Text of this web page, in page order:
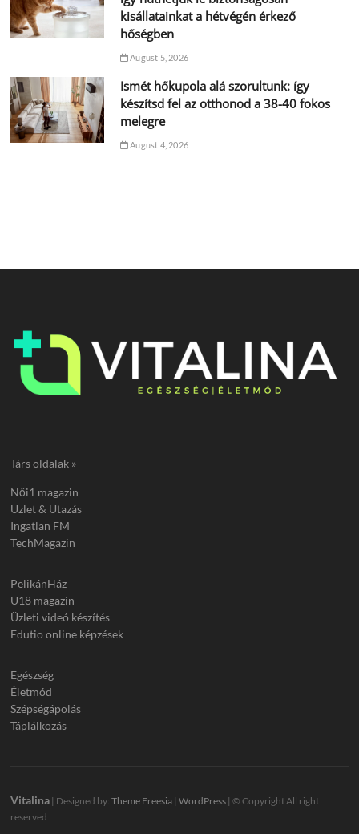
kisállatainkat a hétvégén érkező
hőségben
August 5, 2026
Ismét hőkupola alá szorultunk: így
készítsd fel az otthonod a 38-40 fokos
melegre
August 4, 2026
Társ oldalak »
Női1 magazin
Üzlet & Utazás
Ingatlan FM
TechMagazin
PelikánHáz
U18 magazin
Üzleti videó készítés
Edutio online képzések
Egészség
Életmód
Szépségápolás
Táplálkozás
Vitalina | Designed by:Theme Freesia |WordPress | © Copyright All right
reserved